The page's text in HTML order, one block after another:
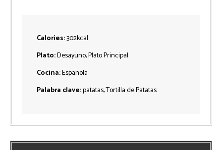
Calories:302kcal
Plato:Desayuno, Plato Principal
Cocina:Espanola
Palabra clave:patatas, Tortilla de Patatas